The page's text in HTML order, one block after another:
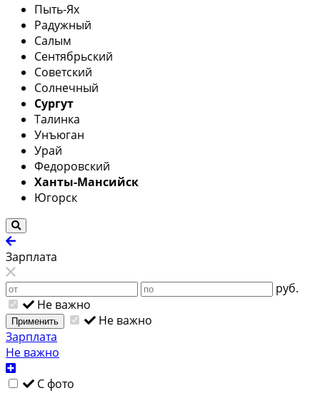
Пыть-Ях
Радужный
Салым
Сентябрьский
Советский
Солнечный
Сургут
Талинка
Унъюган
Урай
Федоровский
Ханты-Мансийск
Югорск
Зарплата
руб.
Не важно
Применить
Не важно
Зарплата
Не важно
С фото